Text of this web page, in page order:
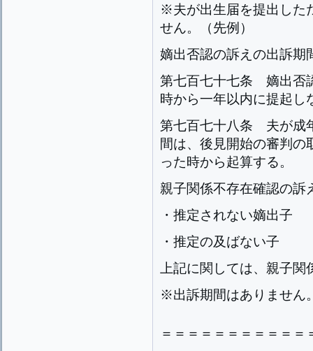
※夫が出生届を提出した
せん。（先例）
嫡出否認の訴えの出訴期
第七百七十七条 嫡出否
時から一年以内に提起し
第七百七十八条 夫が成
間は、後見開始の審判の
った時から起算する。
親子関係不存在確認の訴
・推定されない嫡出子
・推定の及ばない子
上記に関しては、親子
※出訴期間はありません
＝＝＝＝＝＝＝＝＝＝